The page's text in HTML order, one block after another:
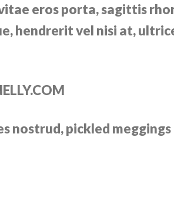
eros porta, sagittis
hendrerit vel nisi at,
nostrud, pickled